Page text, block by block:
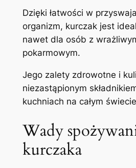
Dzięki łatwości w
organizm, kurczak jest
nawet dla osób z
pokarmowym.
Jego zalety zdrowotne i
niezastąpionym
kuchniach na całym
Wady
kurczaka